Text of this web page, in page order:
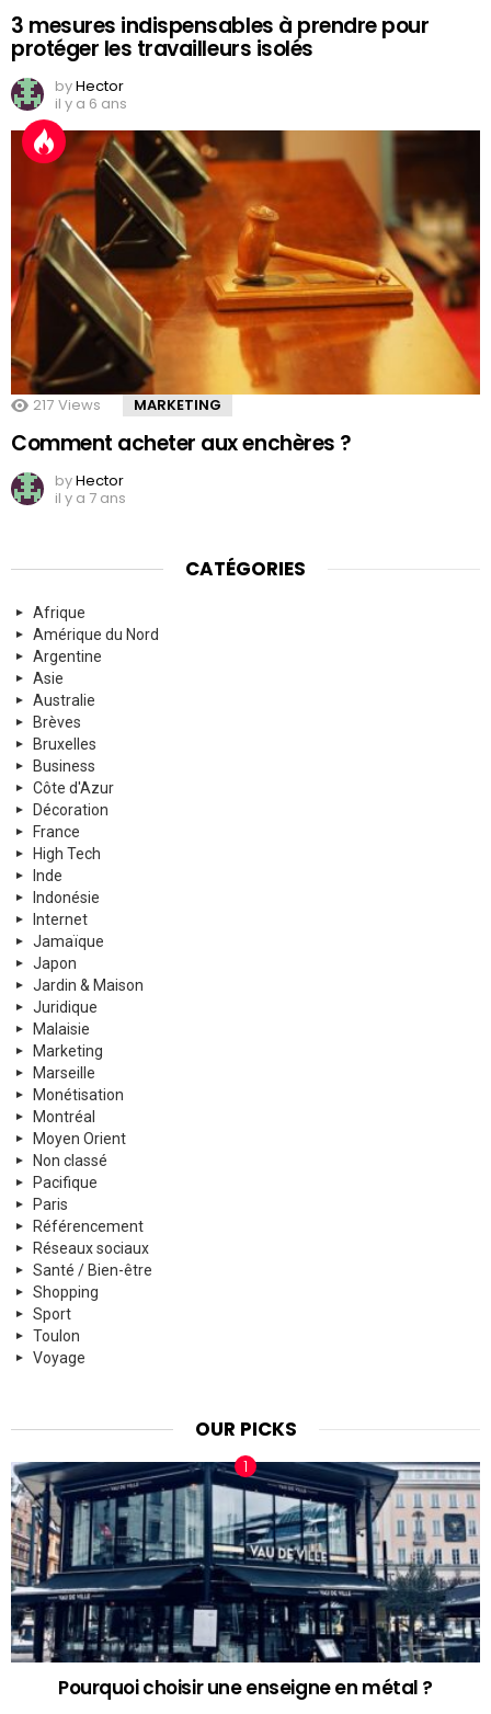
3 mesures indispensables à prendre pour
protéger les travailleurs isolés
byHector
il y a 6 ans
217 Views MARKETING
Comment acheter aux enchères ?
byHector
il y a 7 ans
CATÉGORIES
Afrique
Amérique du Nord
Argentine
Asie
Australie
Brèves
Bruxelles
Business
Côte d'Azur
Décoration
France
High Tech
Inde
Indonésie
Internet
Jamaïque
Japon
Jardin & Maison
Juridique
Malaisie
Marketing
Marseille
Monétisation
Montréal
Moyen Orient
Non classé
Pacifique
Paris
Référencement
Réseaux sociaux
Santé / Bien-être
Shopping
Sport
Toulon
Voyage
OUR PICKS
Pourquoi choisir une enseigne en métal ?